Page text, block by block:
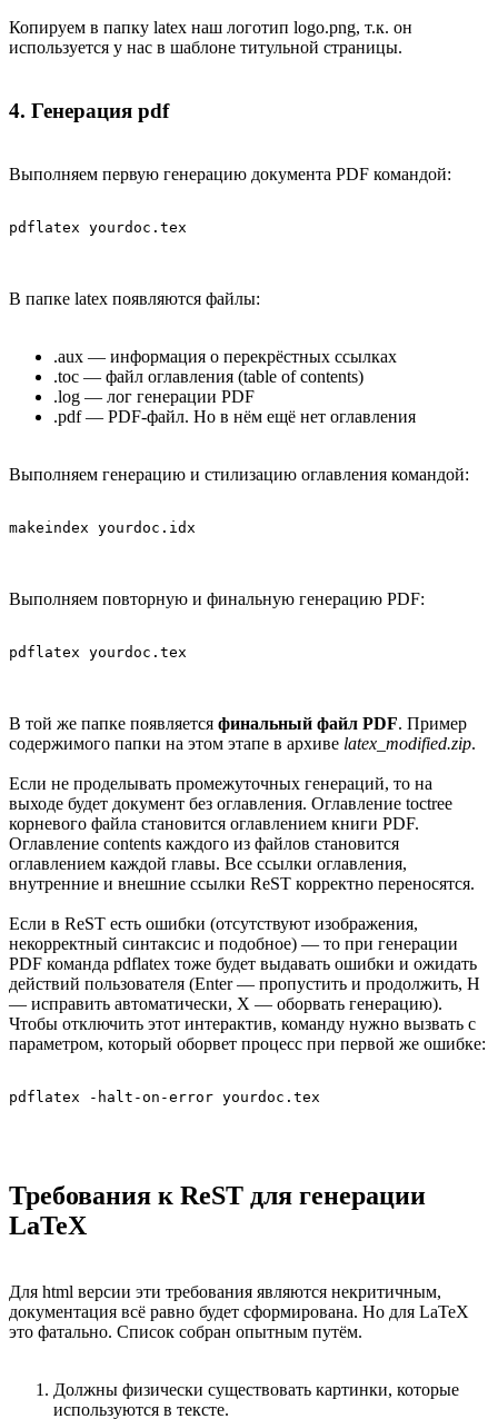
Копируем в папку latex наш логотип logo.png, т.к. он
используется у нас в шаблоне титульной страницы.
4. Генерация pdf
Выполняем первую генерацию документа PDF командой:
pdflatex yourdoc.tex
В папке latex появляются файлы:
.aux — информация о перекрёстных ссылках
.toc — файл оглавления (table of contents)
.log — лог генерации PDF
.pdf — PDF-файл. Но в нём ещё нет оглавления
Выполняем генерацию и стилизацию оглавления командой:
makeindex yourdoc.idx
Выполняем повторную и финальную генерацию PDF:
pdflatex yourdoc.tex
В той же папке появляется финальный файл PDF. Пример
содержимого папки на этом этапе в архиве latex_modified.zip.
Если не проделывать промежуточных генераций, то на
выходе будет документ без оглавления. Оглавление toctree
корневого файла становится оглавлением книги PDF.
Оглавление contents каждого из файлов становится
оглавлением каждой главы. Все ссылки оглавления,
внутренние и внешние ссылки ReST корректно переносятся.
Если в ReST есть ошибки (отсутствуют изображения,
некорректный синтаксис и подобное) — то при генерации
PDF команда pdflatex тоже будет выдавать ошибки и ожидать
действий пользователя (Enter — пропустить и продолжить, H
— исправить автоматически, X — оборвать генерацию).
Чтобы отключить этот интерактив, команду нужно вызвать с
параметром, который оборвет процесс при первой же ошибке:
pdflatex -halt-on-error yourdoc.tex
Требования к ReST для генерации
LaTeX
Для html версии эти требования являются некритичным,
документация всё равно будет сформирована. Но для LaTeX
это фатально. Список собран опытным путём.
Должны физически существовать картинки, которые
используются в тексте.